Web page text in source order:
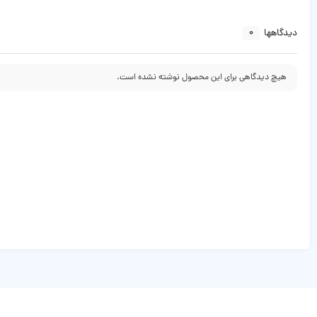
دیدگاهها 0
هیچ دیدگاهی برای این محصول نوشته نشده است.